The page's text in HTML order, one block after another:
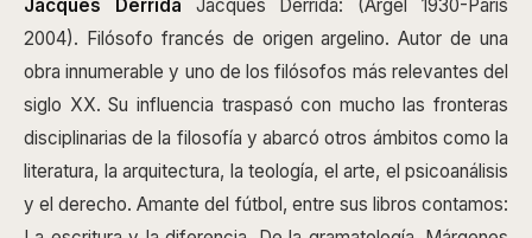
Jacques Derrida Jacques Derrida: (Argel 1930-París
2004). Filósofo francés de origen argelino. Autor de una
obra innumerable y uno de los filósofos más relevantes del
siglo XX. Su influencia traspasó con mucho las fronteras
disciplinarias de la filosofía y abarcó otros ámbitos como la
literatura, la arquitectura, la teología, el arte, el psicoanálisis
y el derecho. Amante del fútbol, entre sus libros contamos: